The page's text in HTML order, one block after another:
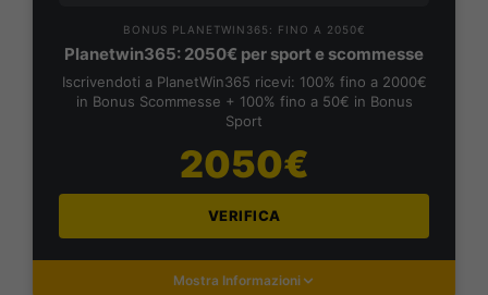
BONUS PLANETWIN365: FINO A 2050€
Planetwin365: 2050€ per sport e scommesse
Iscrivendoti a PlanetWin365 ricevi: 100% fino a 2000€
in Bonus Scommesse + 100% fino a 50€ in Bonus
Sport
2050€
VERIFICA
Mostra Informazioni